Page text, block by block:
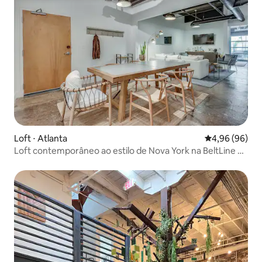
Loft ⋅ Atlanta 4,96 de uma
4,96 (96)
Loft contemporâneo ao estilo de Nova York na BeltLine de